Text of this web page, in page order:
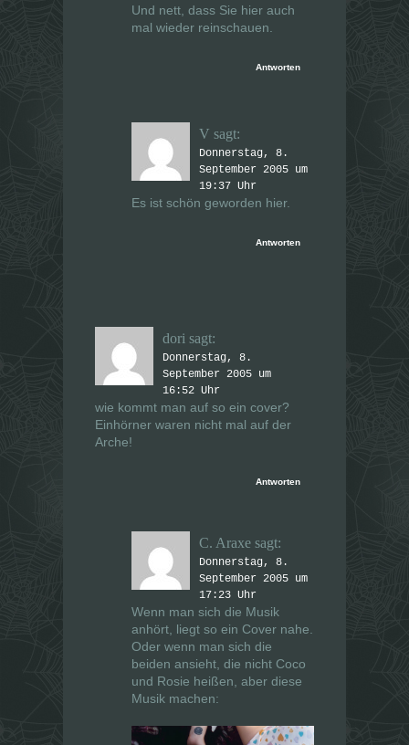
Und nett, dass Sie hier auch
mal wieder reinschauen.
Antworten
V sagt:
Donnerstag, 8.
September 2005 um
19:37 Uhr
Es ist schön geworden hier.
Antworten
dori sagt:
Donnerstag, 8.
September 2005 um
16:52 Uhr
wie kommt man auf so ein cover?
Einhörner waren nicht mal auf der
Arche!
Antworten
C. Araxe sagt:
Donnerstag, 8.
September 2005 um
17:23 Uhr
Wenn man sich die Musik
anhört, liegt so ein Cover nahe.
Oder wenn man sich die
beiden ansieht, die nicht Coco
und Rosie heißen, aber diese
Musik machen: